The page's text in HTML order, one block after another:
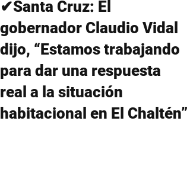
✔Santa Cruz: El
gobernador Claudio Vidal
dijo, “Estamos trabajando
para dar una respuesta
real a la situación
habitacional en El Chaltén”